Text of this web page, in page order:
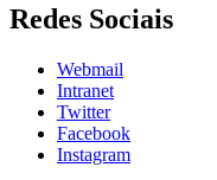
Redes Sociais
Webmail
Intranet
Twitter
Facebook
Instagram